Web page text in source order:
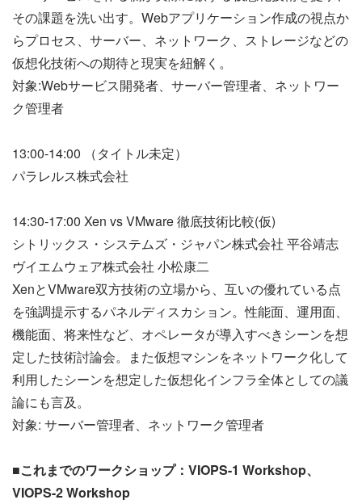
その課題を洗い出す。Webアプリケーション作成の視点か
らプロセス、サーバー、ネットワーク、ストレージなどの
仮想化技術への期待と現実を紐解く。
対象:Webサービス開発者、サーバー管理者、ネットワー
ク管理者
13:00-14:00 （タイトル未定）
パラレルス株式会社
14:30-17:00 Xen vs VMware 徹底技術比較(仮)
シトリックス・システムズ・ジャパン株式会社 平谷靖志
ヴイエムウェア株式会社 小松康二
XenとVMware双方技術の立場から、互いの優れている点
を強調提示するパネルディスカション。性能面、運用面、
機能面、将来性など、オペレータが導入すべきシーンを想
定した技術討論会。また仮想マシンをネットワーク化して
利用したシーンを想定した仮想化インフラ全体としての議
論にも言及。
対象: サーバー管理者、ネットワーク管理者
■これまでのワークショップ：VIOPS-1 Workshop、
VIOPS-2 Workshop